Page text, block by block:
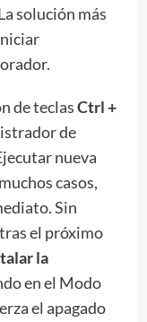
solución más
de teclasCtrl +
de
nueva
casos,
Sin
el próximo
la
en el Modo
el apagado